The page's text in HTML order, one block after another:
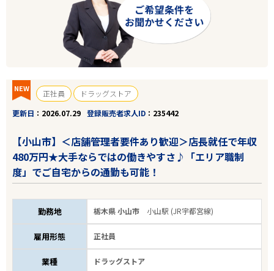
NEW 正社員
ドラッグストア
更新日
2026.07.29 登録販売者求人ID 235442
【小山市】＜店舗管理者要件あり歓迎＞店長就任で年収
480万円★大手ならではの働きやすさ♪「エリア職制
度」でご自宅からの通勤も可能！
勤務地 栃木県 小山市 小山駅 (JR宇都宮線)
雇用形態 正社員
業種 ドラッグストア